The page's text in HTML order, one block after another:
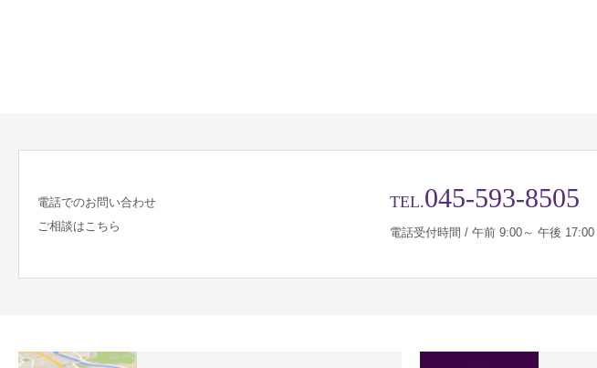
電話でのお問い合わせ
ご相談はこちら
TEL.045-593-8505
電話受付時間 / 午前 9:00～ 午後 17:00